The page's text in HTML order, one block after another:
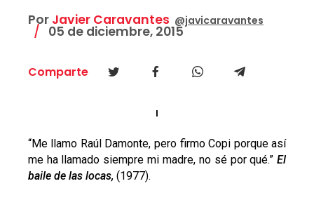
Por Javier Caravantes @javicaravantes
05 de diciembre, 2015
Comparte
I
“Me llamo Raúl Damonte, pero firmo Copi porque así
me ha llamado siempre mi madre, no sé por qué.”El
baile de las locas, (1977).